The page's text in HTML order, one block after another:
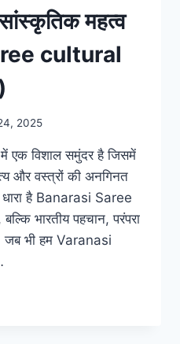
महत्व
cultural
2025
एक विशाल समुंदर है जिसमें
और वस्त्रों की अनगिनत
धारा है Banarasi Saree
भारतीय पहचान, परंपरा
जब भी हम Varanasi